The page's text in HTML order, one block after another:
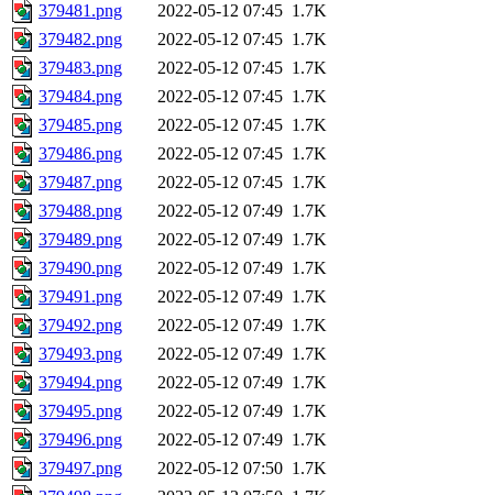
379481.png
2022-05-12 07:45 1.7K
379482.png
2022-05-12 07:45 1.7K
379483.png
2022-05-12 07:45 1.7K
379484.png
2022-05-12 07:45 1.7K
379485.png
2022-05-12 07:45 1.7K
379486.png
2022-05-12 07:45 1.7K
379487.png
2022-05-12 07:45 1.7K
379488.png
2022-05-12 07:49 1.7K
379489.png
2022-05-12 07:49 1.7K
379490.png
2022-05-12 07:49 1.7K
379491.png
2022-05-12 07:49 1.7K
379492.png
2022-05-12 07:49 1.7K
379493.png
2022-05-12 07:49 1.7K
379494.png
2022-05-12 07:49 1.7K
379495.png
2022-05-12 07:49 1.7K
379496.png
2022-05-12 07:49 1.7K
379497.png
2022-05-12 07:50 1.7K